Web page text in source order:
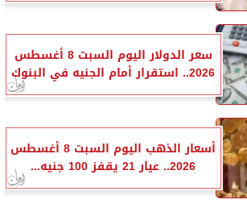
سعر الدولار اليوم السبت 8 أغسطس
2026.. استقرار أمام الجنيه في البنوك
أسعار الذهب اليوم السبت 8 أغسطس
2026.. عيار 21 يقفز 100 جنيه...